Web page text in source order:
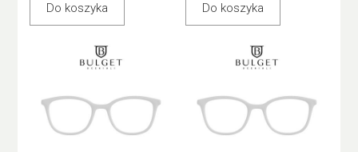
Do koszyka Do koszyka